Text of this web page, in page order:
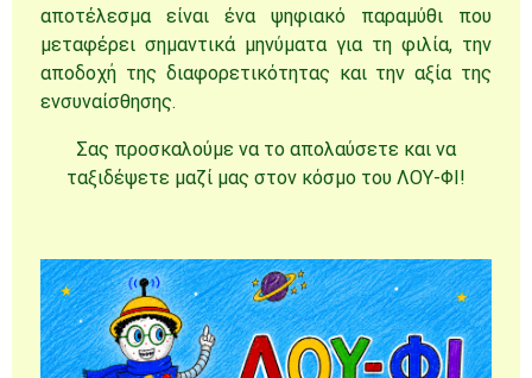
αποτέλεσμα είναι ένα ψηφιακό παραμύθι που
μεταφέρει σημαντικά μηνύματα για τη φιλία, την
αποδοχή της διαφορετικότητας και την αξία της
ενσυναίσθησης.
Σας προσκαλούμε να το απολαύσετε και να
ταξιδέψετε μαζί μας στον κόσμο του ΛΟΥ-ΦΙ!